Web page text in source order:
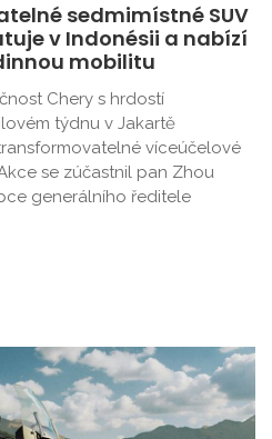
sedmimístné SUV
v Indonésii a nabízí
mobilitu
Chery s hrdostí
týdnu v Jakartě
víceúčelové
se zúčastnil pan Zhou
generálního ředitele